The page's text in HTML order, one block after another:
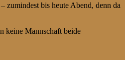
zumindest bis heute Abend, denn da
keine Mannschaft beide